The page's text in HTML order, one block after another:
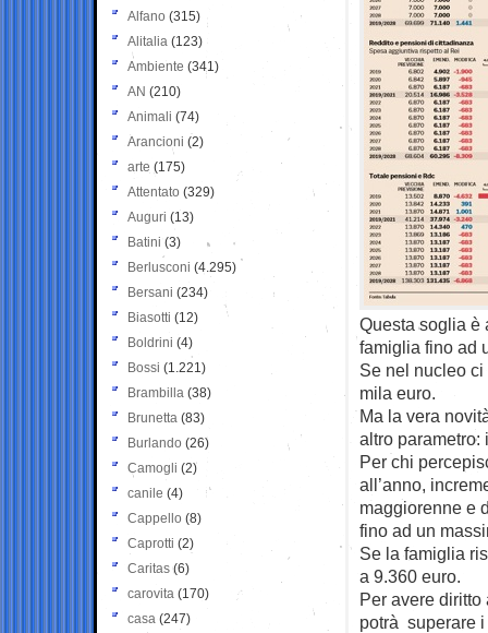
Questa soglia è
famiglia fino ad
Se nel nucleo
mila euro.
Ma la vera
altro parametro:
Per chi
all’anno,
maggiorenne e
fino ad un
Se la famiglia
a 9.360 euro.
Per avere
potrà superare
Alfano (315)
Alitalia (123)
Ambiente (341)
AN (210)
Animali (74)
Arancioni (2)
arte (175)
Attentato (329)
Auguri (13)
Batini (3)
Berlusconi (4.295)
Bersani (234)
Biasotti (12)
Boldrini (4)
Bossi (1.221)
Brambilla (38)
Brunetta (83)
Burlando (26)
Camogli (2)
canile (4)
Cappello (8)
Caprotti (2)
Caritas (6)
carovita (170)
casa (247)